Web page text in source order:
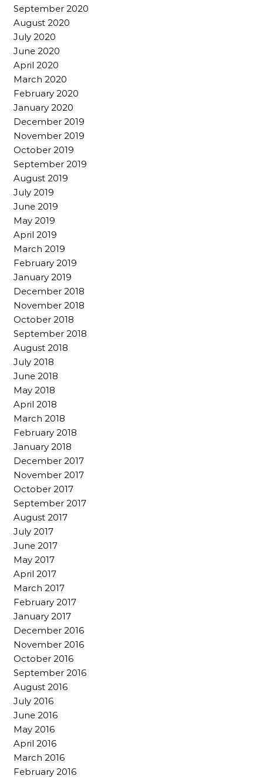
September 2020
August 2020
July 2020
June 2020
April 2020
March 2020
February 2020
January 2020
December 2019
November 2019
October 2019
September 2019
August 2019
July 2019
June 2019
May 2019
April 2019
March 2019
February 2019
January 2019
December 2018
November 2018
October 2018
September 2018
August 2018
July 2018
June 2018
May 2018
April 2018
March 2018
February 2018
January 2018
December 2017
November 2017
October 2017
September 2017
August 2017
July 2017
June 2017
May 2017
April 2017
March 2017
February 2017
January 2017
December 2016
November 2016
October 2016
September 2016
August 2016
July 2016
June 2016
May 2016
April 2016
March 2016
February 2016